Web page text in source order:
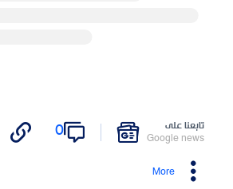
تابعنا على
Google news
0
More